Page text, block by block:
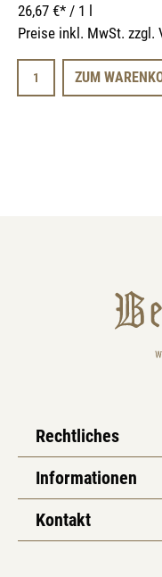
26,67 €* / 1 l
Preise inkl. MwSt. zzgl.
ZUM
Informationen
Kontakt
Rechtliches